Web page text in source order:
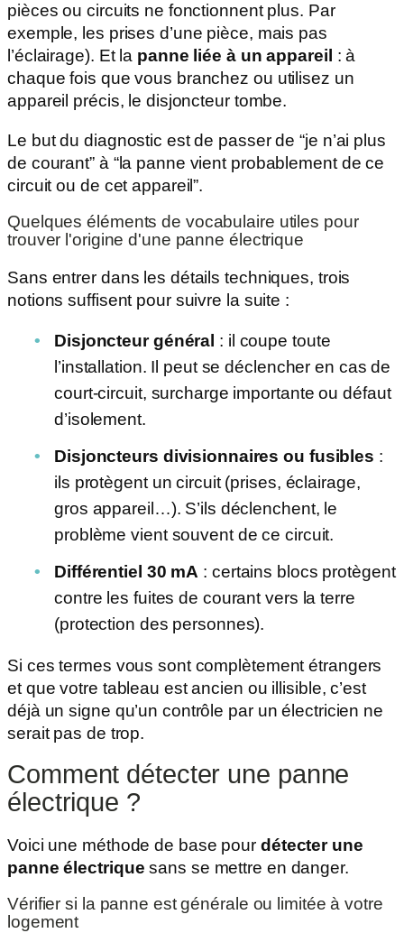
pièces ou circuits ne fonctionnent plus. Par
exemple, les prises d’une pièce, mais pas
l’éclairage). Et la panne liée à un appareil : à
chaque fois que vous branchez ou utilisez un
appareil précis, le disjoncteur tombe.
Le but du diagnostic est de passer de “je n’ai plus
de courant” à “la panne vient probablement de ce
circuit ou de cet appareil”.
Quelques éléments de vocabulaire utiles pour
trouver l'origine d'une panne électrique
Sans entrer dans les détails techniques, trois
notions suffisent pour suivre la suite :
Disjoncteur général : il coupe toute
l’installation. Il peut se déclencher en cas de
court-circuit, surcharge importante ou défaut
d’isolement.
Disjoncteurs divisionnaires ou fusibles :
ils protègent un circuit (prises, éclairage,
gros appareil…). S’ils déclenchent, le
problème vient souvent de ce circuit.
Différentiel 30 mA : certains blocs protègent
contre les fuites de courant vers la terre
(protection des personnes).
Si ces termes vous sont complètement étrangers
et que votre tableau est ancien ou illisible, c’est
déjà un signe qu’un contrôle par un électricien ne
serait pas de trop.
Comment détecter une panne
électrique ?
Voici une méthode de base pour détecter une
panne électrique sans se mettre en danger.
Vérifier si la panne est générale ou limitée à votre
logement